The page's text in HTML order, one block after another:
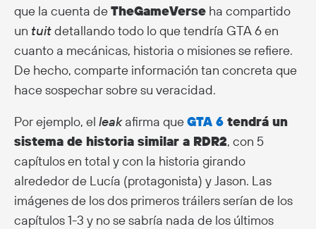
que la cuenta deTheGameVerse ha compartido
un tuitdetallando todo lo que tendría GTA 6 en
cuanto a mecánicas, historia o misiones se refiere.
De hecho, comparte información tan concreta que
hace sospechar sobre su veracidad.
Por ejemplo, el leakafirma queGTA 6 tendrá un
sistema de historia similar a RDR2, con 5
capítulos en total y con la historia girando
alrededor de Lucía (protagonista) y Jason. Las
imágenes de los dos primeros tráilers serían de los
capítulos 1-3 y no se sabría nada de los últimos